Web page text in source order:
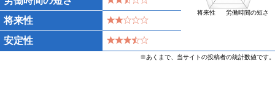
労働時間の短さ
将来性
将来性
安定性
※あくまで、当サイトの投稿者の統計数値です。